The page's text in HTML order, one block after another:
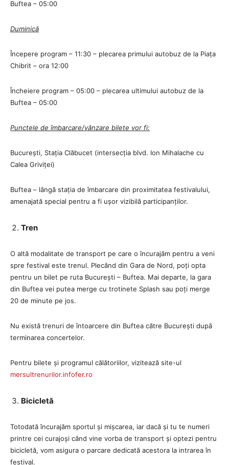
Buftea – 05:00
Duminică
Începere program – 11:30 – plecarea primului autobuz de la Piața
Chibrit – ora 12:00
Încheiere program – 05:00 – plecarea ultimului autobuz de la
Buftea – 05:00
Punctele de îmbarcare/vânzare bilete vor fi:
București, Stația Clăbucet (intersecția blvd. Ion Mihalache cu
Calea Griviței)
Buftea – lângă stația de îmbarcare din proximitatea festivalului,
amenajată special pentru a fi ușor vizibilă participanților.
Tren
O altă modalitate de transport pe care o încurajăm pentru a veni
spre festival este trenul. Plecând din Gara de Nord, poți opta
pentru un bilet pe ruta București – Buftea. Mai departe, la gara
din Buftea vei putea merge cu trotinete Splash sau poți merge
20 de minute pe jos.
Nu există trenuri de întoarcere din Buftea către București după
terminarea concertelor.
Pentru bilete și programul călătoriilor, vizitează site-ul
mersultrenurilor.infofer.ro
Bicicletă
Totodată încurajăm sportul și mișcarea, iar dacă și tu te numeri
printre cei curajoși când vine vorba de transport și optezi pentru
bicicletă, vom asigura o parcare dedicată acestora la intrarea în
festival.